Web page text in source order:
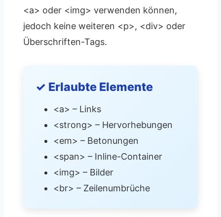
<a> oder <img> verwenden können,
jedoch keine weiteren <p>, <div> oder
Überschriften-Tags.
✓ Erlaubte Elemente
<a> – Links
<strong> – Hervorhebungen
<em> – Betonungen
<span> – Inline-Container
<img> – Bilder
<br> – Zeilenumbrüche